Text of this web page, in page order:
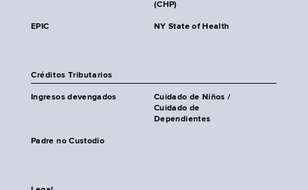
(CHP)
EPIC NY State of Health
Créditos Tributarios
Ingresos devengados
Cuidado de Niños /
Cuidado de
Dependientes
Padre no Custodio